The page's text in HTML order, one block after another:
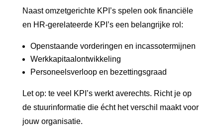
Naast omzetgerichte KPI’s spelen ook financiële
en HR-gerelateerde KPI’s een belangrijke rol:
Openstaande vorderingen en incassotermijnen
Werkkapitaalontwikkeling
Personeelsverloop en bezettingsgraad
Let op: te veel KPI’s werkt averechts. Richt je op
de stuurinformatie die écht het verschil maakt voor
jouw organisatie.